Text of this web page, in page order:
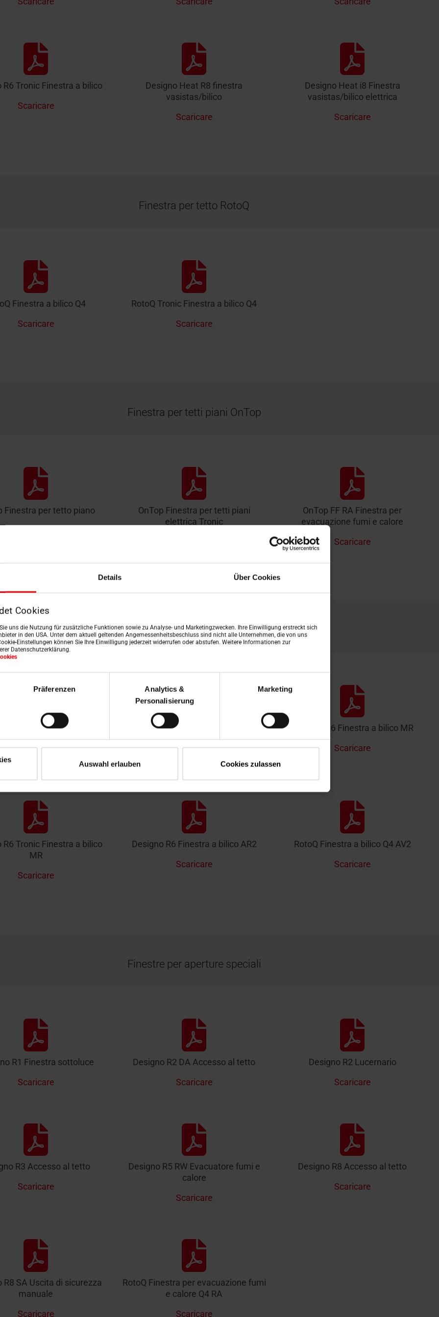
Details Über Cookies
Cookies
uns die Nutzung für zusätzliche Funktionen sowie zu Analyse- und Marketingzwecken. Ihre Einwilligung erstreckt sich
in den USA. Unter dem aktuell geltenden Angemessenheitsbeschluss sind nicht alle Unternehmen, die von uns
Einstellungen können Sie Ihre Einwilligung jederzeit widerrufen oder abstufen. Weitere Informationen zur
Datenschutzerklärung.
Präferenzen
Analytics &
Personalisierung
Marketing
Auswahl erlauben Cookies zulassen
R6 Tronic Finestra a bilico
Scaricare
Designo Heat R8 finestra
vasistas/bilico
Scaricare
Designo Heat i8 Finestra
vasistas/bilico elettrica
Scaricare
Finestra per tetto RotoQ
Finestra a bilico Q4
Scaricare
RotoQ Tronic Finestra a bilico Q4
Scaricare
Finestra per tetti piani OnTop
Finestra per tetto piano
OnTop Finestra per tetti piani
elettrica Tronic
OnTop FF RA Finestra per
evacuazione fumi e calore
Scaricare
Finestre da tetto per la ristrutturazione
Finestra a vasistas/bilico
MR
Designo R8 Finestra a vasistas/bilico
AR2
Designo R6 Finestra a bilico MR
Scaricare
R6 Tronic Finestra a bilico
MR
Scaricare
Designo R6 Finestra a bilico AR2
Scaricare
RotoQ Finestra a bilico Q4 AV2
Scaricare
Finestre per aperture speciali
R1 Finestra sottoluce
Scaricare
Designo R2 DA Accesso al tetto
Scaricare
Designo R2 Lucernario
Scaricare
R3 Accesso al tetto
Scaricare
Designo R5 RW Evacuatore fumi e
calore
Scaricare
Designo R8 Accesso al tetto
Scaricare
R8 SA Uscita di sicurezza
manuale
Scaricare
RotoQ Finestra per evacuazione fumi
e calore Q4 RA
Scaricare